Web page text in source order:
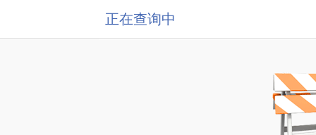
正在查询中